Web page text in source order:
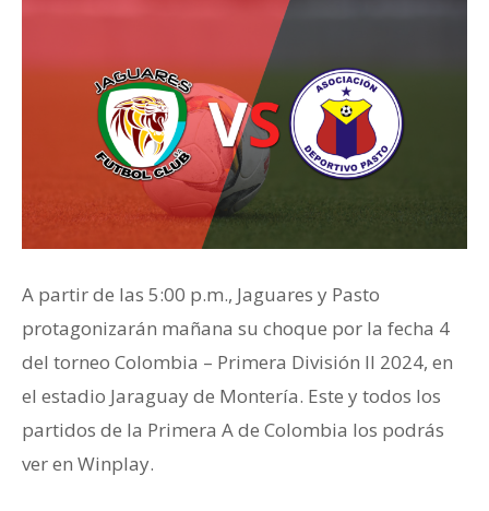
A partir de las 5:00 p.m., Jaguares y Pasto
protagonizarán mañana su choque por la fecha 4
del torneo Colombia – Primera División II 2024, en
el estadio Jaraguay de Montería. Este y todos los
partidos de la Primera A de Colombia los podrás
ver en Winplay.